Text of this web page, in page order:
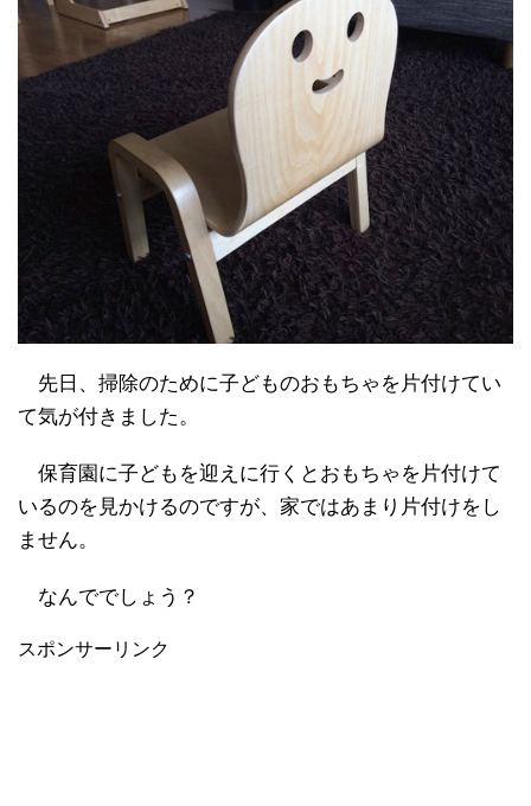
先日、掃除のために子どものおもちゃを片付けてい
て気が付きました。
保育園に子どもを迎えに行くとおもちゃを片付けて
いるのを見かけるのですが、家ではあまり片付けをし
ません。
なんででしょう？
スポンサーリンク